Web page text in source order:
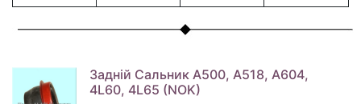
Задній Сальник A500, A518, A604,
4L60, 4L65 (NOK)